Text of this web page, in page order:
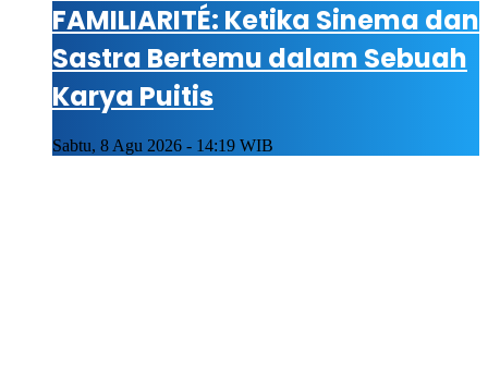
FAMILIARITÉ: Ketika Sinema dan
Sastra Bertemu dalam Sebuah
Karya Puitis
Sabtu, 8 Agu 2026 - 14:19 WIB